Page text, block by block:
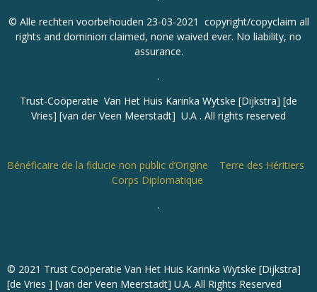
© Alle rechten voorbehouden 23-03-2021 copyright/copyclaim all
rights and dominion claimed, none waived ever. No liability, no
assurance.
.
Trust-Coöperatie Van Het Huis Karinka Wytske [Dijkstra] [de
Vries] [van der Veen Meerstadt] U.A . All rights reserved
Bénéficaire de la fiducie non public d’Origine Terre des Héritiers
Corps Diplomatique
.
© 2021 Trust Coöperatie Van Het Huis Karinka Wytske [Dijkstra]
[de Vries ] [van der Veen Meerstadt] U.A. All Rights Reserved